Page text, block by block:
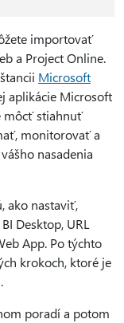
importovať
a Project Online.
Microsoft
aplikácie Microsoft
môcť stiahnuť
monitorovať a
nasadenia
ako nastaviť,
Desktop, URL
App. Po týchto
krokoch, ktoré je
poradí a potom